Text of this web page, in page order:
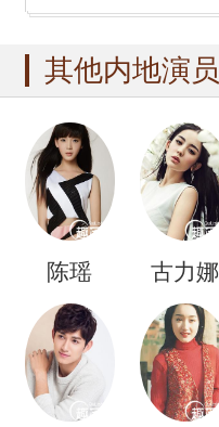
其他内地演员
陈瑶 古力娜
扎